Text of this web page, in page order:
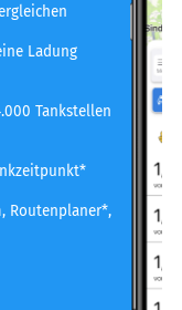
Ladung
Tankstellen
Routenplaner*,